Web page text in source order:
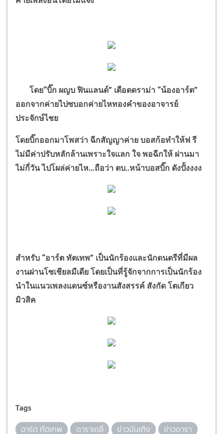
โดย“บิ๊ก ผญบ ฟินแลนด์” เดือดดราม่า “น้องอาร์ต”
ออกจากค่ายไปซบอกค่ายไหทองคำของอาจารย์
ประจักษ์ไชย
โดยบิ๊กออกมาโพสว่า ฉีกสัญญาค่าย บอสก้อทำให้ฟ รี
ไม่มีค่าปรับหลักล้านเพราะใจแลก ใจ พอฉีกให้ ผ่านมา
ไม่กี่วัน ไปโผล่ค่ายไห…ถือว่า ตบ..หน้าบอสบิ๊ก ดังปั้งงงง
สำหรับ “อาร์ต ทัตเทพ” เป็นนักร้องและนักดนตรีที่มีผล
งานผ่านโซเชียลมีเดีย โดยเป็นที่รู้จักจากการเป็นนักร้อง
นำในแนวเพลงแดนซ์หรืองานสังสรรค์ สังกัด โตเกียว
มิวสิค
Tags
อาร์ต ทัตเทพ ดาราเดลี่ ข่าวบันเทิง ข่าวดารา